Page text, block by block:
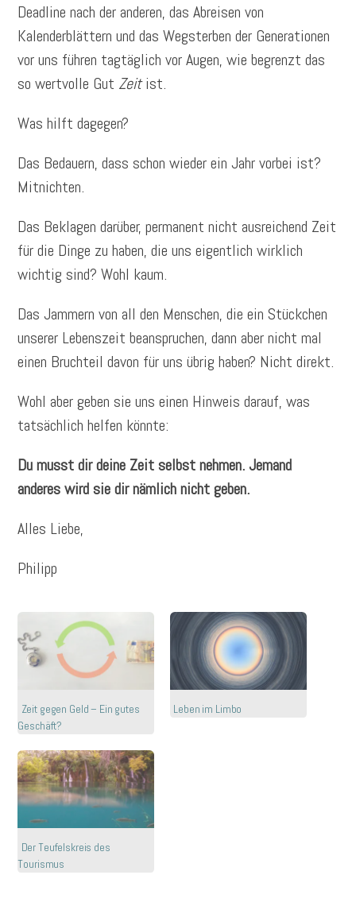
Deadline nach der anderen, das Abreisen von
Kalenderblättern und das Wegsterben der Generationen
vor uns führen tagtäglich vor Augen, wie begrenzt das
so wertvolle Gut Zeitist.
Was hilft dagegen?
Das Bedauern, dass schon wieder ein Jahr vorbei ist?
Mitnichten.
Das Beklagen darüber, permanent nicht ausreichend Zeit
für die Dinge zu haben, die uns eigentlich wirklich
wichtig sind? Wohl kaum.
Das Jammern von all den Menschen, die ein Stückchen
unserer Lebenszeit beanspruchen, dann aber nicht mal
einen Bruchteil davon für uns übrig haben? Nicht direkt.
Wohl aber geben sie uns einen Hinweis darauf, was
tatsächlich helfen könnte:
Du musst dir deine Zeit selbst nehmen. Jemand
anderes wird sie dir nämlich nicht geben.
Alles Liebe,
Philipp
Zeit gegen Geld – Ein gutes
Geschäft?
Leben im Limbo
Der Teufelskreis des
Tourismus